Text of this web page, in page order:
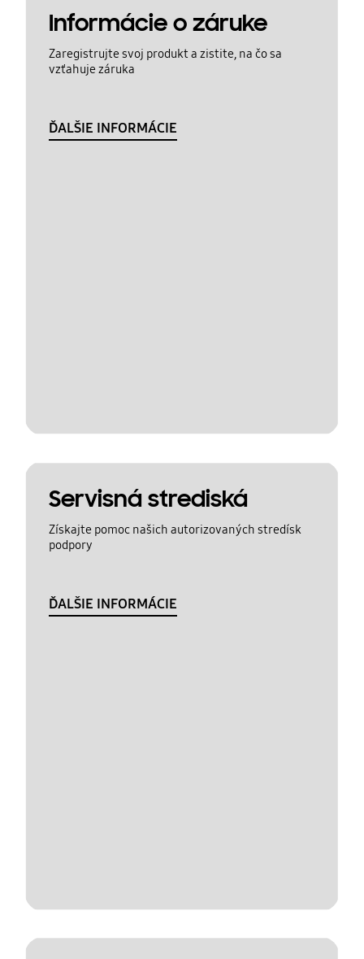
Informácie o záruke
Zaregistrujte svoj produkt a zistite, na čo sa
vzťahuje záruka
ĎALŠIE INFORMÁCIE
Servisná strediská
Získajte pomoc našich autorizovaných stredísk
podpory
ĎALŠIE INFORMÁCIE